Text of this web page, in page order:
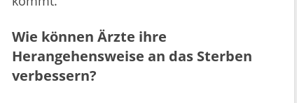
Wie können Ärzte ihre
Herangehensweise an das Sterben
verbessern?